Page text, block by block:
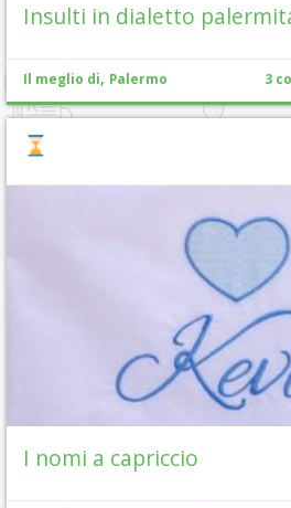
Insulti in dialetto
Il meglio di, Palermo 3
I nomi a capriccio